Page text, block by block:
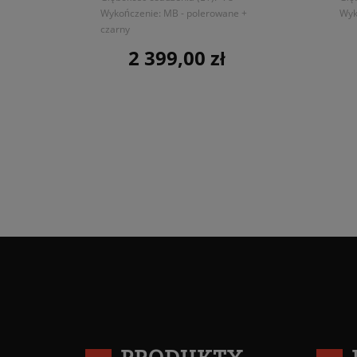
Wykończenie: MB - polerowane +
czarny
Cena
2 399,00 zł